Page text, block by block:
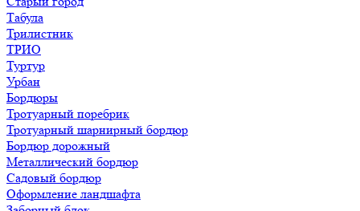
Табула
Трилистник
ТРИО
Туртур
Урбан
Бордюры
Тротуарный поребрик
Тротуарный шарнирный бордюр
Бордюр дорожный
Металлический бордюр
Садовый бордюр
Оформление ландшафта